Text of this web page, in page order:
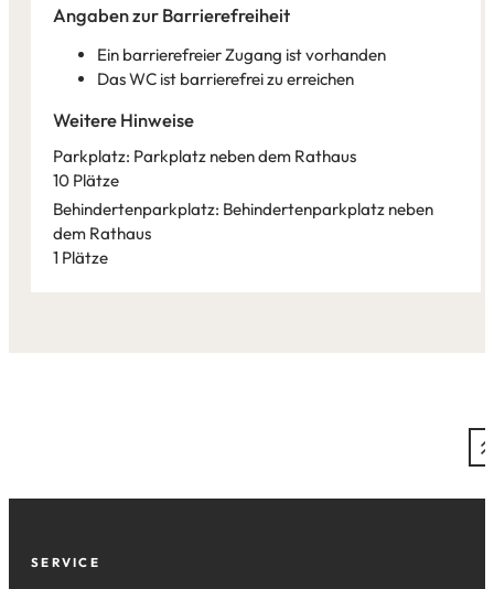
Leaflet|©
Angaben zur Barrierefreiheit
Ein barrierefreier Zugang ist vorhanden
Das WC ist barrierefrei zu erreichen
Weitere Hinweise
Parkplatz: Parkplatz neben dem Rathaus
10 Plätze
Behindertenparkplatz: Behindertenparkplatz neben
dem Rathaus
1 Plätze
Fußzeile
SERVICE